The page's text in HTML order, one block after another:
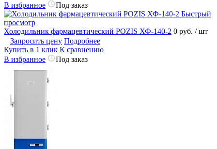
В избранное
Под заказ
Быстрый
просмотр
Холодильник фармацевтический POZIS ХФ-140-2 0 руб. / шт
Запросить цену Подробнее
Купить в 1 клик К сравнению
В избранное
Под заказ